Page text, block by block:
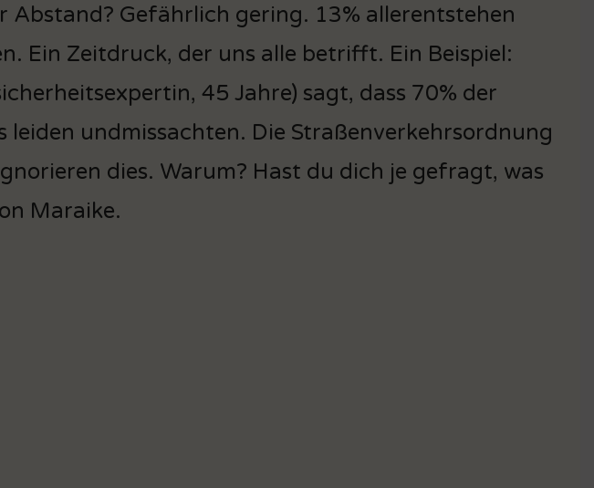
Gefährlich gering. 13% allerentstehen
Ein Zeitdruck, der uns alle betrifft. Ein Beispiel:
45 Jahre) sagt, dass 70% der
leiden undmissachten. Die Straßenverkehrsordnung
dies. Warum? Hast du dich je gefragt, was
Maraike.